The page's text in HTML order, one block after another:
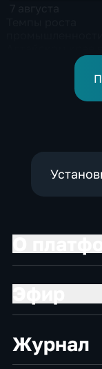
нынешнем году
Журнал